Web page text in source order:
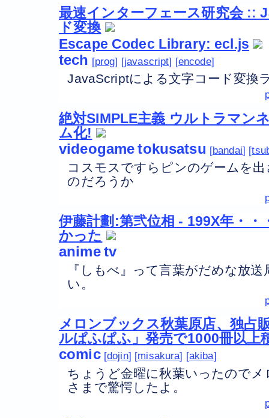
最速インターフェース研究会 ::
ド変換
Escape Codec Library: ecl.js
tech prog javascript encode
JavaScriptによる文字コード変換
絶対SIMPLE主義 ウルトラマン
ム化!
videogame tokusatsu bandai
コスモスですらピンのゲームを
のだろうか
伊藤計劃:第弐位相 - 199X年・・
かった
animetv
『しもべ』って言葉がだめな放
い。
メロンブックス秋葉原店、独占
ルぱふぱふ」発売で1000冊以
comic dojin misakura akiba
ちょうど金曜に秋葉いったので
さまで驚愕したよ。